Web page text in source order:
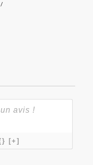
/
[+]